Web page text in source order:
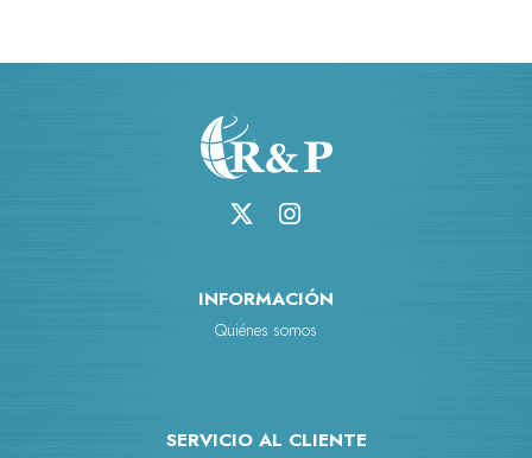
INFORMACIÓN
Quiénes somos
SERVICIO AL CLIENTE